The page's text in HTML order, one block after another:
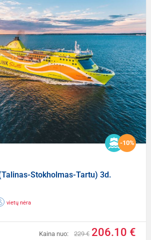
-10%
Stokholmas-Tartu) 3d.
vietų nėra
Kaina nuo: 229 € 206.10 €